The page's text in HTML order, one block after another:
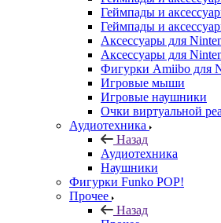
Геймпады и
Геймпады и
Аксессуары для
Аксессуары для
Фигурки Amiibo для
Игровые мыши
Игровые наушники
Очки виртуальной
Аудиотехника
Назад
Аудиотехника
Наушники
Фигурки Funko POP!
Прочее
Назад